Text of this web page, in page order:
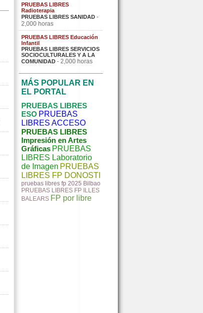
PRUEBAS LIBRES
Radioterapia
PRUEBAS LIBRES SANIDAD -
2,000 horas
PRUEBAS LIBRES Educación
Infantil
PRUEBAS LIBRES SERVICIOS
SOCIOCULTURALES Y A LA
COMUNIDAD - 2,000 horas
MÁS POPULAR EN
EL PORTAL
PRUEBAS LIBRES
ESO PRUEBAS
LIBRES ACCESO
PRUEBAS LIBRES
Impresión en Artes
Gráficas PRUEBAS
LIBRES Laboratorio
de Imagen PRUEBAS
LIBRES FP DONOSTI
pruebas libres fp 2025 Bilbao
PRUEBAS LIBRES FP ILLES
BALEARS FP por libre